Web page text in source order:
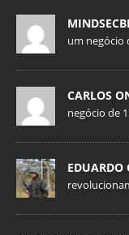
um negócio
CARLOS
negócio de
EDUARDO